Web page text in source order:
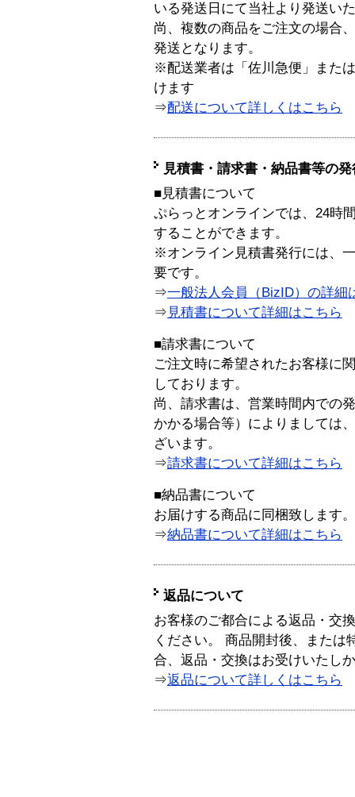
いる発送日にて当社より発送い
尚、複数の商品をご注文の場合
発送となります。
※配送業者は「佐川急便」また
けます
⇒配送について詳しくはこちら
見積書・請求書・納品書等の
■見積書について
ぷらっとオンラインでは、24時
することができます。
※オンライン見積書発行には、
要です。
⇒一般法人会員（BizID）の詳細
⇒ 見積書について詳細はこちら
■請求書について
ご注文時に希望されたお客様に
しております。
尚、請求書は、営業時間内での
かかる場合等）によりましては
ざいます。
⇒請求書について詳細はこちら
■納品書について
お届けする商品に同梱致します。
⇒納品書について詳細はこちら
返品について
お客様のご都合による返品・交
ください。 商品開封後、または
合、返品・交換はお受けいたし
⇒返品について詳しくはこちら